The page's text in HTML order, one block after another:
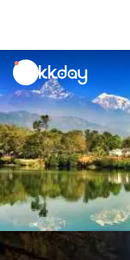
unread
notifications